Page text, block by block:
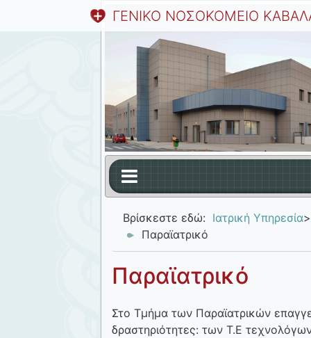
ΓΕΝΙΚΟ ΝΟΣΟΚΟΜΕΙΟ
Βρίσκεστε εδώ: Ιατρική Υπηρεσία>
Παραϊατρικό
Παραϊατρικό
Στο Τμήμα των Παραϊατρικών
δραστηριότητες: των Τ.Ε